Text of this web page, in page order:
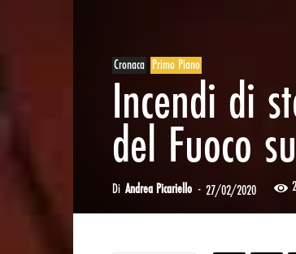
Cronaca Primo Piano
Incendi di
del Fuoco
Di Andrea Picariello - 27/02/2020